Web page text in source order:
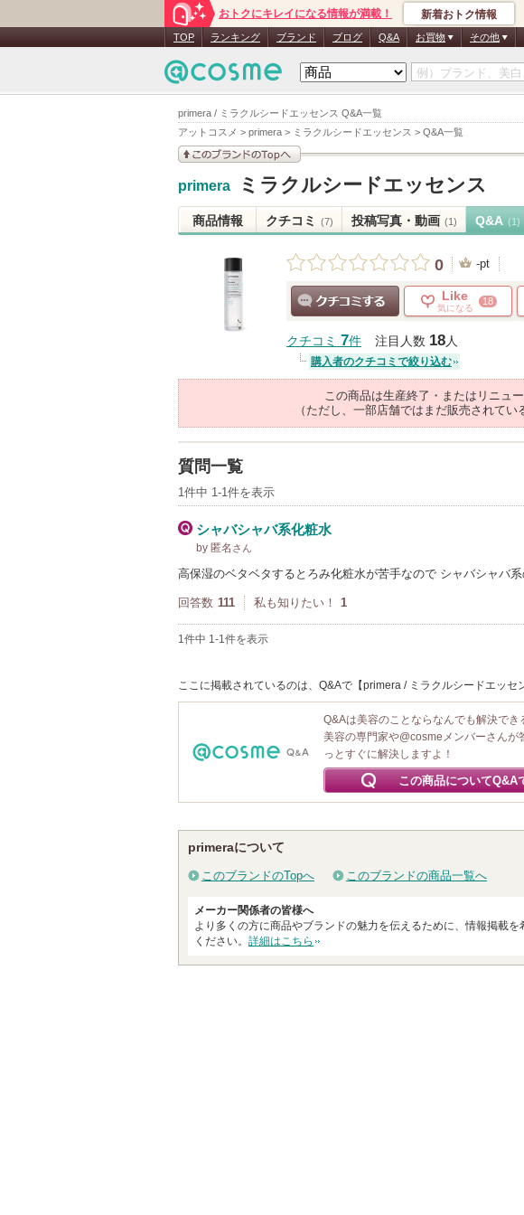
primera / ミラクルシードエッセンス Q&A一覧
アットコスメ > primera > ミラクルシードエッセンス > Q&A一覧
おトクにキレイになる情報が満載！ 新着おトク情報
TOP ランキング ブランド ブログ Q&A お買物 その他
このブランドの情報を
見る
primera ミラクルシードエッセンス
商品情報 クチコミ (7) 投稿写真・動画 (1) Q&A (1)
0 -pt
Like
気になる
18
クチコミ 7件 注目人数 18人
購入者のクチコミで絞り込む
この商品は生産終了・またはリニュー
（ただし、一部店舗ではまだ販売されてい
質問一覧
1件中 1-1件を表示
シャバシャバ系化粧水
by 匿名 さん
高保湿のベタベタするとろみ化粧水が苦手なので シャバシャバ
回答数 111 私も知りたい！ 1
1件中 1-1件を表示
ここに掲載されているのは、Q&Aで【primera / ミラクルシードエッセ
Q&Aは美容のことならなんでも解決でき
美容の専門家や@cosmeメンバーさんが
っとすぐに解決しますよ！
この商品についてQ&A
primeraについて
このブランドのTopへ このブランドの商品一覧へ
メーカー関係者の皆様へ
より多くの方に商品やブランドの魅力を伝えるために、情報掲載
ください。 詳細はこちら